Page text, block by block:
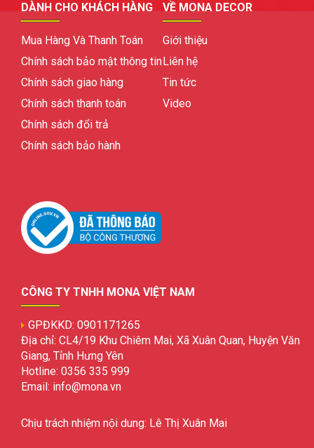
DÀNH CHO KHÁCH HÀNG
Mua Hàng Và Thanh Toán
Chính sách bảo mật thông tin
Chính sách giao hàng
Chính sách thanh toán
Chính sách đổi trả
Chính sách bảo hành
VỀ MONA DECOR
Giới thiệu
Liên hệ
Tin tức
Video
CÔNG TY TNHH MONA VIỆT NAM
GPĐKKD: 0901171265
Địa chỉ: CL4/19 Khu Chiêm Mai, Xã Xuân Quan, Huyện Văn
Giang, Tỉnh Hưng Yên
Hotline: 0356 335 999
Email: info@mona.vn
Chịu trách nhiệm nội dung: Lê Thị Xuân Mai